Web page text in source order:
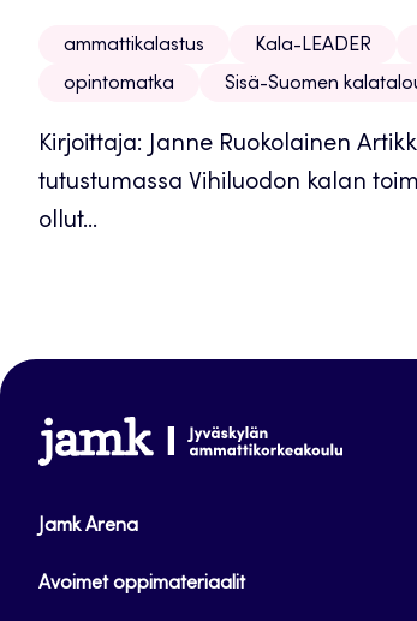
ammattikalastus Kala-LEADER
opintomatka
Sisä-Suomen
Kirjoittaja: Janne Ruokolainen
tutustumassa Vihiluodon kalan
ollut...
www.jamk.fi
Jamk Arena
Avoimet oppimateriaalit